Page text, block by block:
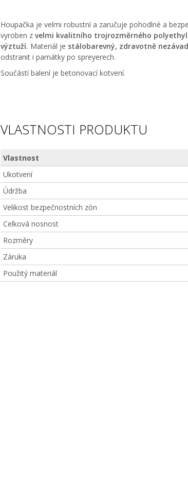
Houpačka je velmi robustní a zaručuje pohodlné a
vyroben z velmi kvalitního trojrozměrného
výztuží. Materiál je stálobarevný, zdravotně
odstranit i památky po spreyerech.
Součástí balení je betonovací kotvení.
VLASTNOSTI PRODUKTU
Vlastnost
Ukotvení
Údržba
Velikost bezpečnostních zón
Celková nosnost
Rozměry
Záruka
Použitý materiál